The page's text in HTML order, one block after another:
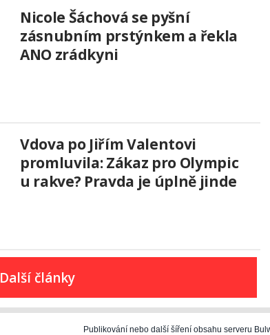
Nicole Šáchová se pyšní
zásnubním prstýnkem a řekla
ANO zrádkyni
Vdova po Jiřím Valentovi
promluvila: Zákaz pro Olympic
u rakve? Pravda je úplně jinde
Další články
Publikování nebo další šíření obsahu serveru